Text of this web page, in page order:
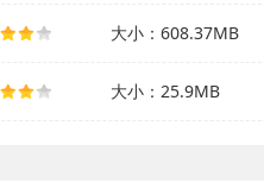
大小：608.37MB
大小：25.9MB